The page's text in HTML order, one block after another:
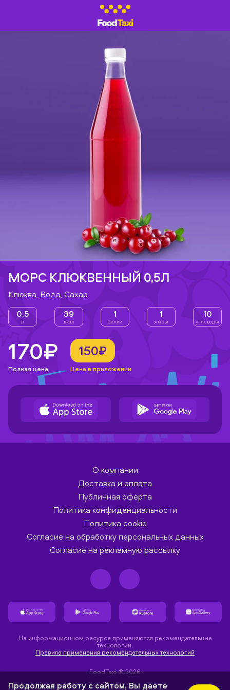
МОРС КЛЮКВЕННЫЙ 0,5Л
Клюква, Вода, Сахар
0.5
л
39
ккал
1
белки
1
жиры
10
углеводы
170₽
Полная цена
150₽
Цена в приложении
О компании
Доставка и оплата
Публичная оферта
Политика конфиденциальности
Политика cookie
Согласие на обработку персональных данных
Согласие на рекламную рассылку
На информационном ресурсе применяются рекомендательные
технологии.
Правила применения рекомендательных технологий
FoodTaxi ® 2026
Продолжая работу с сайтом, Вы даете